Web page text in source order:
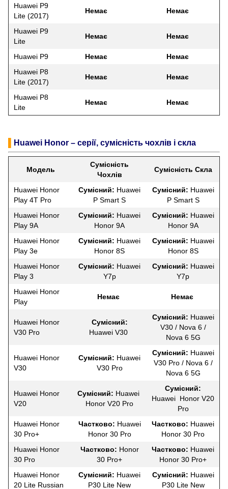
Huawei P9
Lite (2017)
Немає Немає
Huawei P9
Lite
Немає Немає
Huawei P9 Немає
Немає
Huawei P8
Lite (2017)
Немає Немає
Huawei P8
Lite
Немає Немає
Huawei Honor – серії, сумісність чохлів і скла
Модель
Сумісність
Чохлів
Сумісність Скла
Huawei Honor
Play 4T Pro
Сумісний: Huawei
P Smart S
Сумісний: Huawei
P Smart S
Huawei Honor
Play 9A
Сумісний: Huawei
Honor 9A
Сумісний: Huawei
Honor 9A
Huawei Honor
Play 3e
Сумісний: Huawei
Honor 8S
Сумісний: Huawei
Honor 8S
Huawei Honor
Play 3
Сумісний: Huawei
Y7p
Сумісний: Huawei
Y7p
Huawei Honor
Play
Немає Немає
Huawei Honor
V30 Pro
Сумісний:
Huawei V30
Сумісний: Huawei
V30 / Nova 6 /
Nova 6 5G
Huawei Honor
V30
Сумісний: Huawei
V30 Pro
Сумісний: Huawei
V30 Pro / Nova 6 /
Nova 6 5G
Huawei Honor
V20
Сумісний: Huawei
Honor V20 Pro
Сумісний:
Huawei Honor V20
Pro
Huawei Honor
30 Pro+
Частково: Huawei
Honor 30 Pro
Частково: Huawei
Honor 30 Pro
Huawei Honor
30 Pro
Частково: Honor
30 Pro+
Частково: Huawei
Honor 30 Pro+
Huawei Honor
20 Lite Russian
Сумісний: Huawei
P30 Lite New
Сумісний: Huawei
P30 Lite New